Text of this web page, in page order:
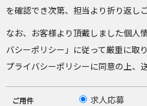
を確認でき次第、担当より折り返し
なお、お客様より頂戴しました個人
バシーポリシー」に従って厳重に取り
プライバシーポリシーに同意の上、
ご用件
求人応募